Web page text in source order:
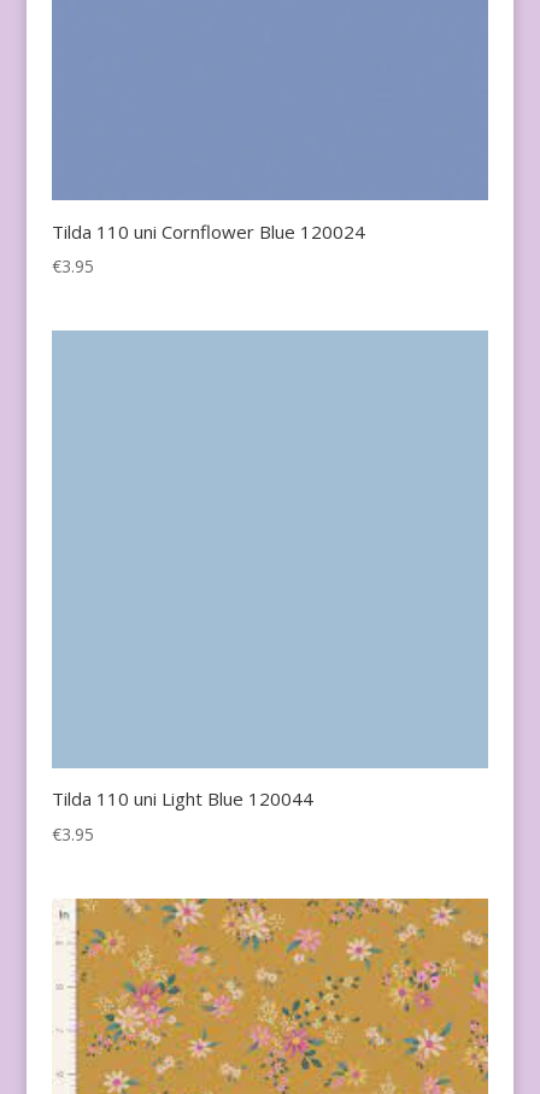
Tilda 110 uni Cornflower Blue 120024
€3.95
Tilda 110 uni Light Blue 120044
€3.95